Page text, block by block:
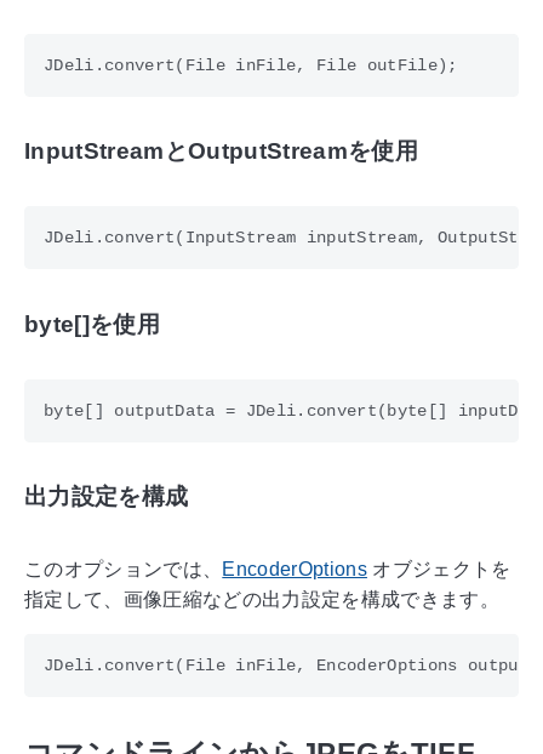
InputStreamとOutputStreamを使用
byte[]を使用
出力設定を構成
このオプションでは、 EncoderOptionsオブジェクトを
指定して、画像圧縮などの出力設定を構成できます。